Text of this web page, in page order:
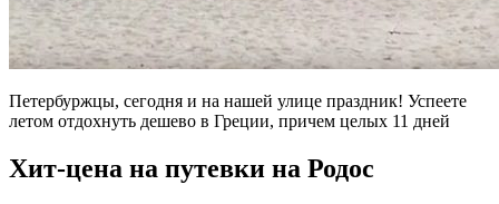
Петербуржцы, сегодня и на нашей улице праздник! Успеете
летом отдохнуть дешево в Греции, причем целых 11 дней
Хит-цена на путевки на Родос